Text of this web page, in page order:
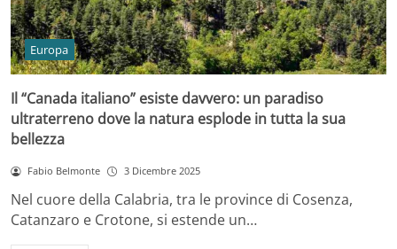
Europa
Il “Canada italiano” esiste davvero: un paradiso
ultraterreno dove la natura esplode in tutta la sua
bellezza
Fabio Belmonte 3 Dicembre 2025
Nel cuore della Calabria, tra le province di Cosenza,
Catanzaro e Crotone, si estende un…